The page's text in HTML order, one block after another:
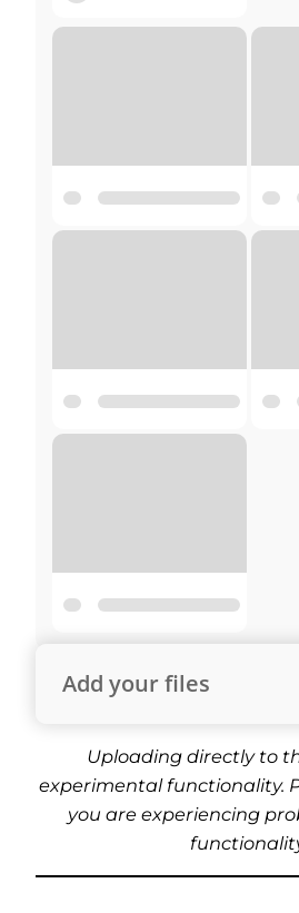
Add your files
Uploading directly to
experimental functionality.
you are experiencing